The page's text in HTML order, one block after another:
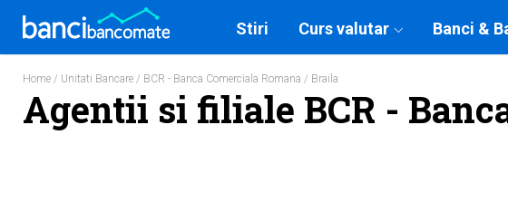
Stiri Curs valutar Banci &
Home / Unitati Bancare / BCR - Banca Comerciala Romana / Braila
Agentii si filiale BCR -